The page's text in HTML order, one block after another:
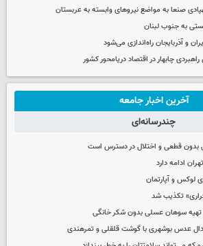
صنعا به مواضع نیروهای وابسته به عربستان
به جنوب لبنان
و آذربایجان راه‌اندازی می‌شود
چابهار در اقتصاد دریامحور کشور
آخرین اخبار جامعه
چندرسانه‌ای
بدون قطعی و اختلال در دسترس است
ادامه دارد
تکذیب شد
سوهان عسلی بدون شکر خانگی
عدس بوشهری با گوشت قلقلی و تمرهندی